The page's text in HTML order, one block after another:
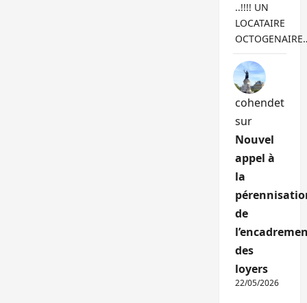
..!!!! UN
LOCATAIRE
cohendet
sur
Nouvel
appel à
la
de
des
loyers
22/05/2026